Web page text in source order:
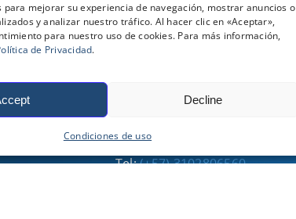
para mejorar su experiencia de navegación, mostrar anuncios o
y analizar nuestro tráfico. Al hacer clic en «Aceptar»,
para nuestro uso de cookies. Para más información,
de Privacidad.
Decline
Condiciones de uso
Tel:(+57) 3164234635
Tel:(+57) 3102806560